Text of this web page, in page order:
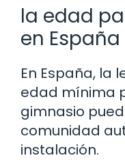
la edad
en España
En España, la
edad mínima
gimnasio
comunidad
instalación.